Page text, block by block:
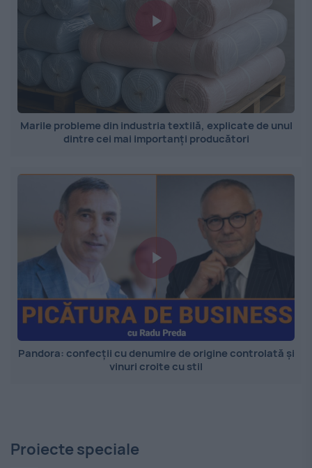
Marile probleme din industria textilă, explicate de unul
dintre cei mai importanți producători
Pandora: confecții cu denumire de origine controlată și
vinuri croite cu stil
Proiecte speciale